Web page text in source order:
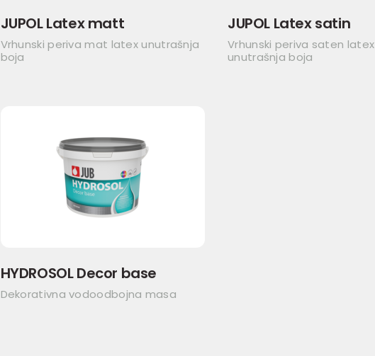
JUPOL Latex matt
Vrhunski periva mat latex unutrašnja
boja
JUPOL Latex satin
Vrhunski periva saten latex
unutrašnja boja
HYDROSOL Decor base
Dekorativna vodoodbojna masa